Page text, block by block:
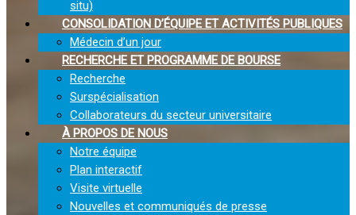
situ)
CONSOLIDATION D’ÉQUIPE ET ACTIVITÉS PUBLIQUES
Médecin d’un jour
RECHERCHE ET PROGRAMME DE BOURSE
Recherche
Surspécialisation
Collaborateurs du secteur universitaire
À PROPOS DE NOUS
Notre équipe
Plan interactif
Visite virtuelle
Nouvelles et communiqués de presse